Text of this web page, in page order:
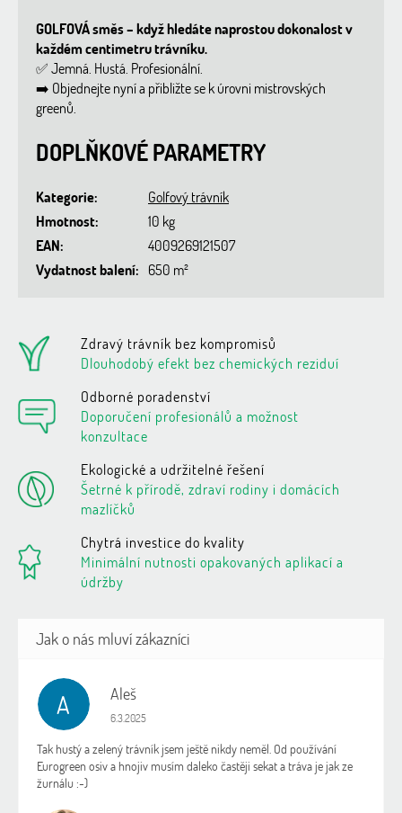
GOLFOVÁ směs – když hledáte naprostou dokonalost v
každém centimetru trávníku.
✅ Jemná. Hustá. Profesionální.
➡️ Objednejte nyní a přibližte se k úrovni mistrovských
greenů.
DOPLŇKOVÉ PARAMETRY
Kategorie:
Golfový trávník
Hmotnost:
10 kg
EAN:
4009269121507
Vydatnost balení: 650 m²
Zdravý trávník bez kompromisů
Dlouhodobý efekt bez chemických reziduí
Odborné poradenství
Doporučení profesionálů a možnost
konzultace
Ekologické a udržitelné řešení
Šetrné k přírodě, zdraví rodiny i domácích
mazlíčků
Chytrá investice do kvality
Minimální nutnosti opakovaných aplikací a
údržby
A Aleš
Hodnocení obchodu je 5 z 5 hvězdiček.
6.3.2025
Tak hustý a zelený trávník jsem ještě nikdy neměl. Od používání
Eurogreen osiv a hnojiv musím daleko častěji sekat a tráva je jak ze
žurnálu :-)